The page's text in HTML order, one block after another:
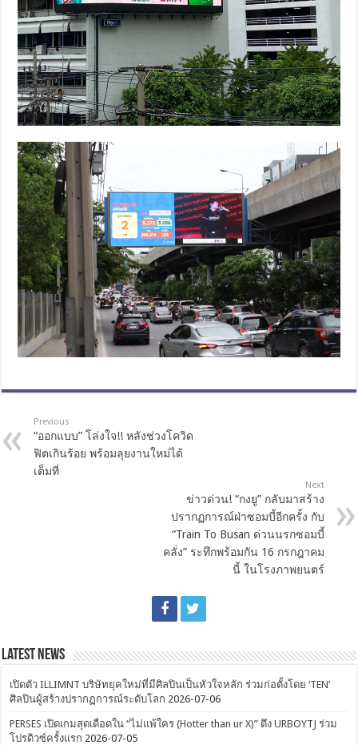
Previous
“ออกแบบ” โล่งใจ!! หลังช่วงโควิด
ฟิตเกินร้อย พร้อมลุยงานใหม่ได้
เต็มที่
Next
ข่าวด่วน! “กงยู” กลับมาสร้าง
ปรากฏการณ์ฝ่าซอมบี้อีกครั้ง กับ
“Train To Busan ด่วนนรกซอมบี้
คลั่ง” ระทึกพร้อมกัน 16 กรกฎาคม
นี้ ในโรงภาพยนตร์
Latest News
เปิดตัว ILLIMNT บริษัทยุคใหม่ที่มีศิลปินเป็นหัวใจหลัก ร่วมก่อตั้งโดย ‘TEN’
ศิลปินผู้สร้างปรากฏการณ์ระดับโลก 2026-07-06
PERSES เปิดเกมสุดเดือดใน “ไม่แพ้ใคร (Hotter than ur X)” ดึง URBOYTJ ร่วม
โปรดิวซ์ครั้งแรก 2026-07-05